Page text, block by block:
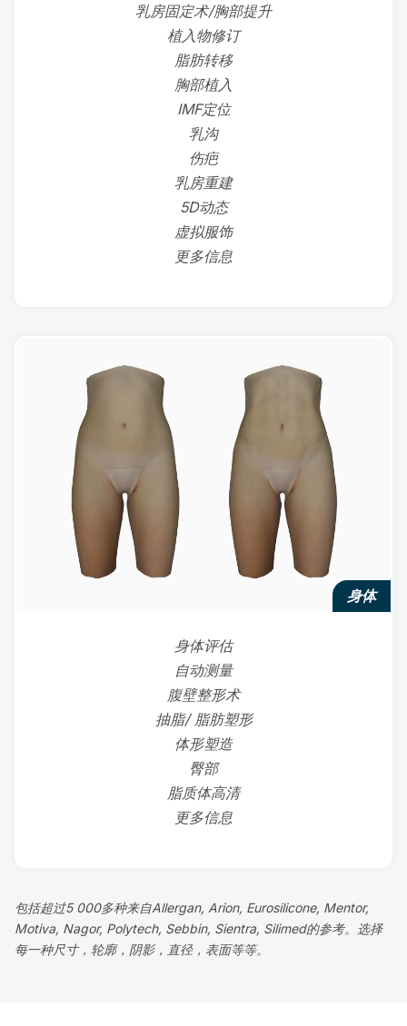
乳房固定术/胸部提升
植入物修订
脂肪转移
胸部植入
IMF定位
乳沟
伤疤
乳房重建
5D动态
虚拟服饰
更多信息
身体
身体评估
自动测量
腹壁整形术
抽脂/ 脂肪塑形
体形塑造
臀部
脂质体高清
更多信息
包括超过5 000多种来自Allergan, Arion, Eurosilicone, Mentor,
Motiva, Nagor, Polytech, Sebbin, Sientra, Silimed的参考。选择
每一种尺寸，轮廓，阴影，直径，表面等等。